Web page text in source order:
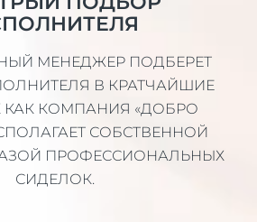
МЕНЕДЖЕР ПОДБЕРЕТ
В КРАТЧАЙШИЕ
КАК КОМПАНИЯ «ДОБРО
СОБСТВЕННОЙ
ПРОФЕССИОНАЛЬНЫХ
СИДЕЛОК.